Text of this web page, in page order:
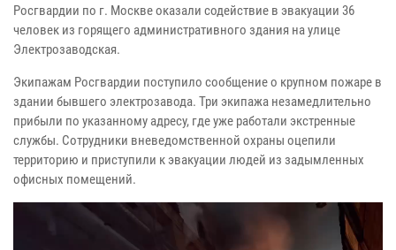
Росгвардии по г. Москве оказали содействие в эвакуации 36
человек из горящего административного здания на улице
Электрозаводская.
Экипажам Росгвардии поступило сообщение о крупном пожаре в
здании бывшего электрозавода. Три экипажа незамедлительно
прибыли по указанному адресу, где уже работали экстренные
службы. Сотрудники вневедомственной охраны оцепили
территорию и приступили к эвакуации людей из задымленных
офисных помещений.